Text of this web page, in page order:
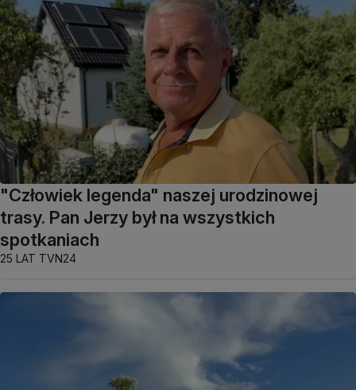
"Człowiek legenda" naszej urodzinowej
trasy. Pan Jerzy był na wszystkich
spotkaniach
25 LAT TVN24